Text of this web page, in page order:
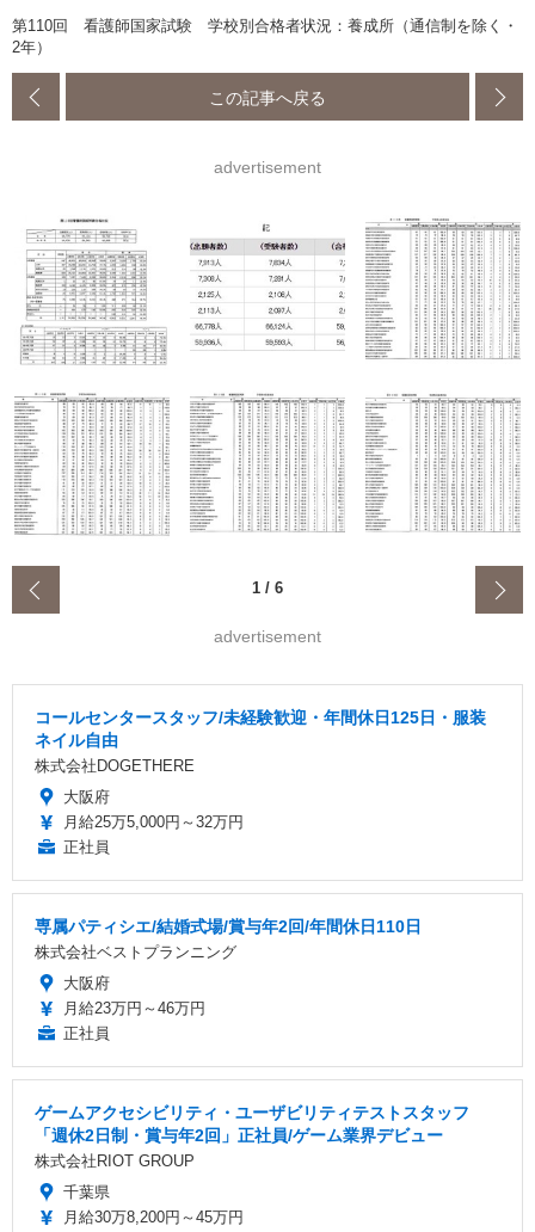
第110回 看護師国家試験 学校別合格者状況：養成所（通信制を除く・
2年）
この記事へ戻る
advertisement
1 / 6
advertisement
コールセンタースタッフ/未経験歓迎・年間休日125日・服装
ネイル自由
株式会社DOGETHERE
大阪府
月給25万5,000円～32万円
正社員
専属パティシエ/結婚式場/賞与年2回/年間休日110日
株式会社ベストプランニング
大阪府
月給23万円～46万円
正社員
ゲームアクセシビリティ・ユーザビリティテストスタッフ
「週休2日制・賞与年2回」正社員/ゲーム業界デビュー
株式会社RIOT GROUP
千葉県
月給30万8,200円～45万円